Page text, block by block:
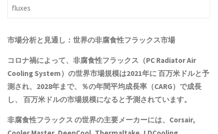
fluxes
市場分析と見通し：世界の非腐食性フラックス市場
コロナ禍によって、非腐食性フラックス （PC Radiator Air
Cooling System）の世界市場規模は2021年に 百万米ドルと予
測され、2028年まで、％の年間平均成長率（CARG）で成長
し、 百万米ドルの市場規模になると予測されています。
非腐食性フラックス の世界の主要メーカーには、Corsair,